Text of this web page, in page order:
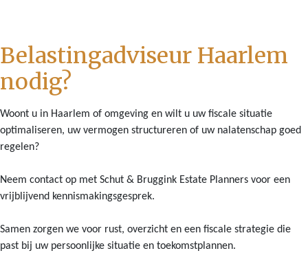
Belastingadviseur Haarlem
nodig?
Woont u in Haarlem of omgeving en wilt u uw fiscale situatie
optimaliseren, uw vermogen structureren of uw nalatenschap goed
regelen?
Neem contact op met Schut & Bruggink Estate Planners voor een
vrijblijvend kennismakingsgesprek.
Samen zorgen we voor rust, overzicht en een fiscale strategie die
past bij uw persoonlijke situatie en toekomstplannen.